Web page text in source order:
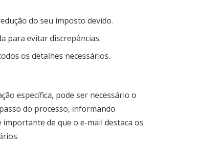
do seu imposto devido.
para evitar discrepâncias.
os detalhes necessários.
específica, pode ser necessário o
do processo, informando
de que o e-mail destaca os